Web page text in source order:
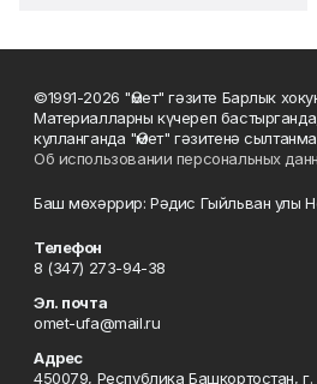
©1991-2026 "Өмет" гәзите Барлык
Материалларны күчереп
кулланганда "Өмет" гәзитенә
Об использовании персональных
Баш мөхәррир: Рәдис Гыйльван улы
Телефон
8 (347) 273-94-38
Эл. почта
omet-ufa@mail.ru
Адрес
450079, Республика Башкортостан, г.